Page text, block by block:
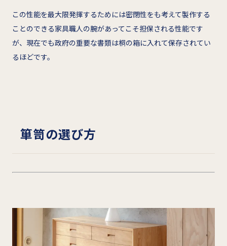
この性能を最大限発揮するためには密閉性をも考えて製作する
ことのできる家具職人の腕があってこそ担保される性能です
が、現在でも政府の重要な書類は桐の箱に入れて保存されてい
るほどです。
箪笥の選び方